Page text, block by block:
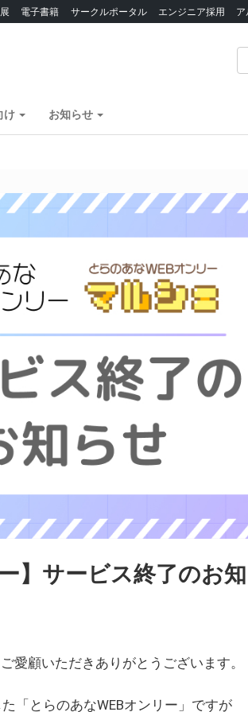
電子書籍 サークルポータル エンジニア採用
け お知らせ
】サービス終了のお
愛顧いただきありがとうございます。
「とらのあなWEBオンリー」ですが